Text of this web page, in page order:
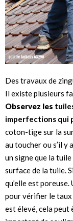
Des travaux de
Il existe plusieurs
Observez les
imperfections qui
coton-tige sur la
au toucher ou s’il y
un signe que la
surface de la tuile.
qu’elle est
pour vérifier le taux
est élevé, cela peut